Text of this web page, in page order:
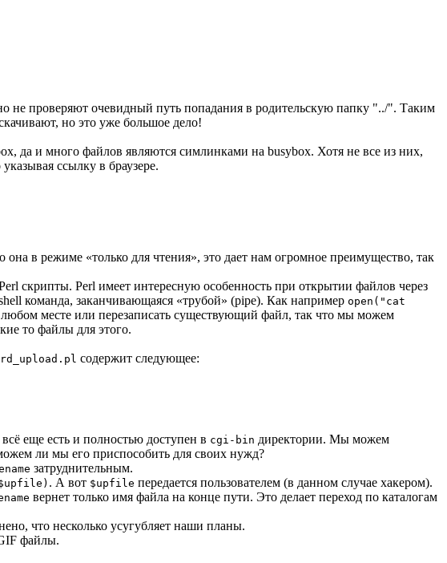
не проверяют очевидный путь попадания в родительскую папку "../". Таким
но это уже большое дело!
да и много файлов являются симлинками на busybox. Хотя не все из них,
ссылку в браузере.
в режиме «только для чтения», это дает нам огромное преимущество, так
скрипты. Perl имеет интересную особенность при открытии файлов через
команда, заканчивающаяся «трубой» (pipe). Как например open("cat
месте или перезаписать существующий файл, так что мы можем
то файлы для этого.
содержит следующее:
еще есть и полностью доступен в cgi-bin директории. Мы можем
ли мы его приспособить для своих нужд?
затруднительным.
. А вот $upfile передается пользователем (в данном случае хакером).
вернет только имя файла на конце пути. Это делает переход по каталогам
что несколько усугубляет наши планы.
файлы.